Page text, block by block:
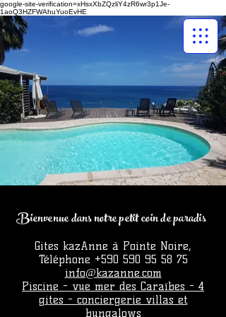
google-site-verification=xHsxXbZQzliY4zR6wr3p1Je-
1aoQ3HZFWAhuYuoEvHE
Bienvenue dans notre petit coin de paradis
Gites kazAnne à Pointe Noire,
Téléphone +590 590 95 58 75
info@kazanne.com
Piscine - vue mer des Caraïbes - 4
gites - conciergerie villas et
bungalows